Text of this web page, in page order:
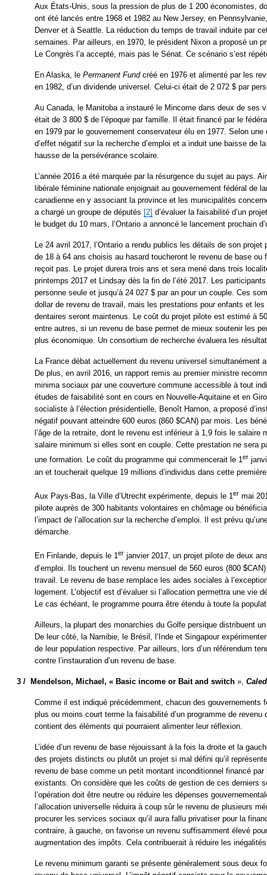
Aux États-Unis, sous la pression de plus de 1 200 économistes,
ont été lancés entre 1968 et 1982 au New Jersey, en
Denver et à Seattle. La réduction du temps de travail induite par
semaines. Par ailleurs, en 1970, le président Nixon a proposé un
Le Congrès l’a accepté, mais pas le Sénat. Ce scénario s’est
En Alaska, le Permanent Fundcréé en 1976 et alimenté par les
en 1982, d’un dividende universel. Celui-ci était de 2 072 $ par
Au Canada, le Manitoba a instauré le Mincome dans deux de ses
était de 3 800 $ de l’époque par famille. Il était financé par le
en 1979 par le gouvernement conservateur élu en 1977. Selon
d’effet négatif sur la recherche d’emploi et a induit une baisse de
hausse de la persévérance scolaire.
L’année 2016 a été marquée par la résurgence du sujet au pays.
libérale féminine nationale enjoignait au gouvernement fédéral de
canadienne en y associant la province et les municipalités
a chargé un groupe de députés [2] d’évaluer la faisabilité d’un
le budget du 10 mars, l’Ontario a annoncé le lancement prochain
Le 24 avril 2017, l’Ontario a rendu publics les détails de son
de 18 à 64 ans choisis au hasard toucheront le revenu de base ou
reçoit pas. Le projet durera trois ans et sera mené dans trois
printemps 2017 et Lindsay dès la fin de l’été 2017. Les
personne seule et jusqu’à 24 027 $ par an pour un couple. Ces
dollar de revenu de travail, mais les prestations pour enfants et
dentaires seront maintenus. Le coût du projet pilote est estimé à
entre autres, si un revenu de base permet de mieux soutenir les
plus économique. Un consortium de recherche évaluera les
La France débat actuellement du revenu universel simultanément
De plus, en avril 2016, un rapport remis au premier ministre
minima sociaux par une couverture commune accessible à tout
études de faisabilité sont en cours en Nouvelle-Aquitaine et en
socialiste à l’élection présidentielle, Benoît Hamon, a proposé
négatif pouvant atteindre 600 euros (860 $CAN) par mois. Les
l’âge de la retraite, dont le revenu est inférieur à 1,9 fois le
salaire minimum si elles sont en couple. Cette prestation ne sera
une formation. Le coût du programme qui commencerait le 1er
an et toucherait quelque 19 millions d’individus dans cette
Aux Pays-Bas, la Ville d’Utrecht expérimente, depuis le 1er mai
pilote auprès de 300 habitants volontaires en chômage ou
l’impact de l’allocation sur la recherche d’emploi. Il est prévu
démarche.
En Finlande, depuis le 1er janvier 2017, un projet pilote de deux
d’emploi. Ils touchent un revenu mensuel de 560 euros (800
travail. Le revenu de base remplace les aides sociales à
logement. L’objectif est d’évaluer si l’allocation permettra une vie
Le cas échéant, le programme pourra être étendu à toute la
Ailleurs, la plupart des monarchies du Golfe persique distribuent
De leur côté, la Namibie, le Brésil, l’Inde et Singapour
de leur population respective. Par ailleurs, lors d’un référendum
contre l’instauration d’un revenu de base.
3 / Mendelson, Michael, « Basic income or Bait and switch »,
Comme il est indiqué précédemment, chacun des gouvernements
plus ou moins court terme la faisabilité d’un programme de
contient des éléments qui pourraient alimenter leur réflexion.
L’idée d’un revenu de base réjouissant à la fois la droite et la
des projets distincts ou plutôt un projet si mal défini qu’il
revenu de base comme un petit montant inconditionnel financé
existants. On considère que les coûts de gestion de ces derniers
l’opération doit être neutre ou réduire les dépenses
l’allocation universelle réduira à coup sûr le revenu de plusieurs
procurer les services sociaux qu’il aura fallu privatiser pour la
contraire, à gauche, on favorise un revenu suffisamment élevé
augmentation des impôts. Cela contribuerait à réduire les
Le revenu minimum garanti se présente généralement sous deux